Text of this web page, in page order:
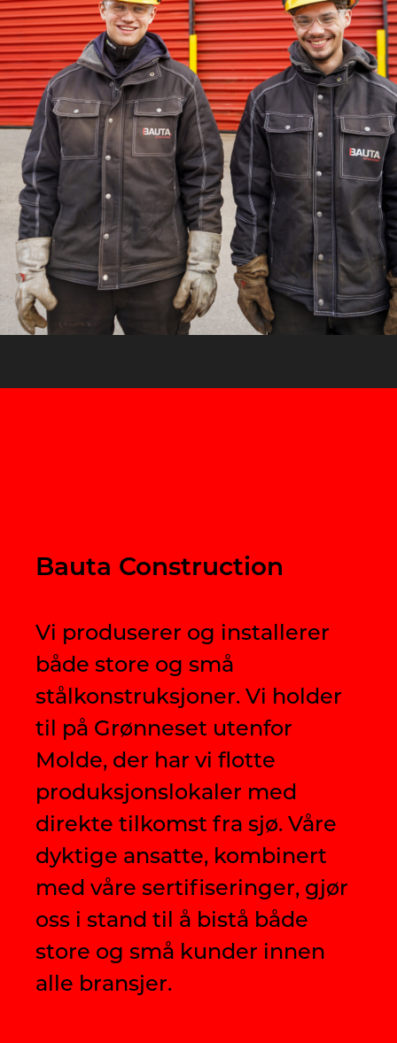
Bauta Construction
Vi produserer og installerer
både store og små
stålkonstruksjoner. Vi holder
til på Grønneset utenfor
Molde, der har vi flotte
produksjonslokaler med
direkte tilkomst fra sjø. Våre
dyktige ansatte, kombinert
med våre sertifiseringer, gjør
oss i stand til å bistå både
store og små kunder innen
alle bransjer.